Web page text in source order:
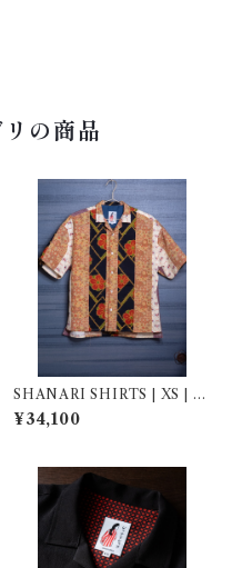
の商品
SHANARI SHIRTS | XS | 2
63058
¥34,100